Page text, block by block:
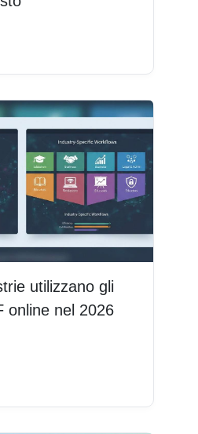
utilizzano gli
online nel 2026